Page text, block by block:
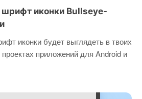
иконки Bullseye-
иконки будет выглядеть в твоих
приложений для Android и